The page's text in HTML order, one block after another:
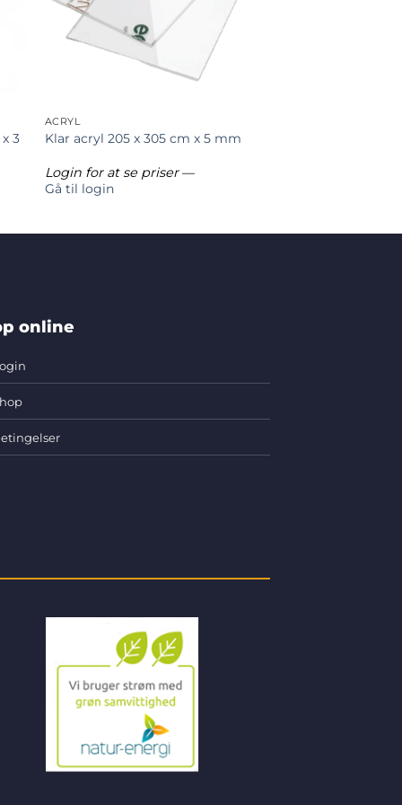
3
ACRYL
Klar acryl 205 x 305 cm x 5 mm
Login for at se priser—
Gå til login
online